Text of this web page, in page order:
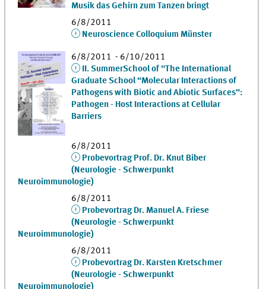
Musik das Gehirn zum Tanzen bringt
6/8/2011
Neuroscience Colloquium Münster
6/8/2011 - 6/10/2011
II. SummerSchool of "The International
Graduate School “Molecular Interactions of
Pathogens with Biotic and Abiotic Surfaces”:
Pathogen - Host Interactions at Cellular
Barriers
6/8/2011
Probevortrag Prof. Dr. Knut Biber
(Neurologie - Schwerpunkt
Neuroimmunologie)
6/8/2011
Probevortrag Dr. Manuel A. Friese
(Neurologie - Schwerpunkt
Neuroimmunologie)
6/8/2011
Probevortrag Dr. Karsten Kretschmer
(Neurologie - Schwerpunkt
Neuroimmunologie)